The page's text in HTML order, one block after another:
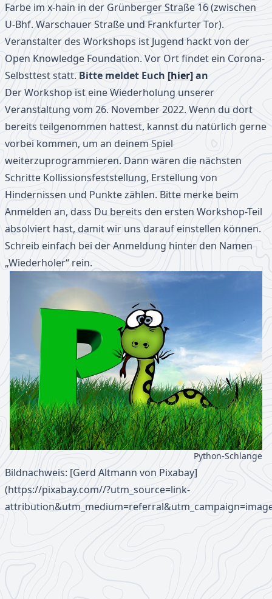
Farbe im x-hain in der Grünberger Straße 16 (zwischen
U-Bhf. Warschauer Straße und Frankfurter Tor).
Veranstalter des Workshops ist Jugend hackt von der
Open Knowledge Foundation. Vor Ort findet ein Corona-
Selbsttest statt. Bitte meldet Euch [hier]an
Der Workshop ist eine Wiederholung unserer
Veranstaltung vom 26. November 2022. Wenn du dort
bereits teilgenommen hattest, kannst du natürlich gerne
vorbei kommen, um an deinem Spiel
weiterzuprogrammieren. Dann wären die nächsten
Schritte Kollissionsfeststellung, Erstellung von
Hindernissen und Punkte zählen. Bitte merke beim
Anmelden an, dass Du bereits den ersten Workshop-Teil
absolviert hast, damit wir uns darauf einstellen können.
Schreib einfach bei der Anmeldung hinter den Namen
„Wiederholer“ rein.
Python-Schlange
Bildnachweis: [Gerd Altmann von Pixabay]
(https://pixabay.com//?utm_source=link-